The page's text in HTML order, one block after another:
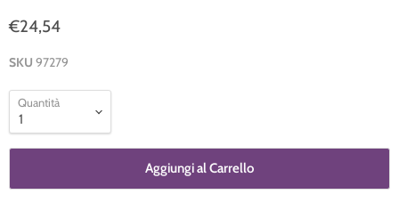
€24,54
SKU 97279
Quantità
Aggiungi al Carrello